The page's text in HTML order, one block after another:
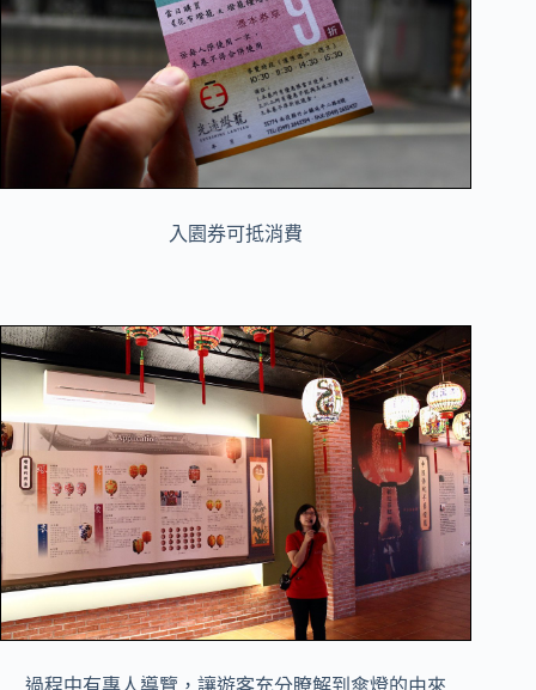
入園券可抵消費
過程中有專人導覽，讓遊客充分瞭解到傘燈的由來